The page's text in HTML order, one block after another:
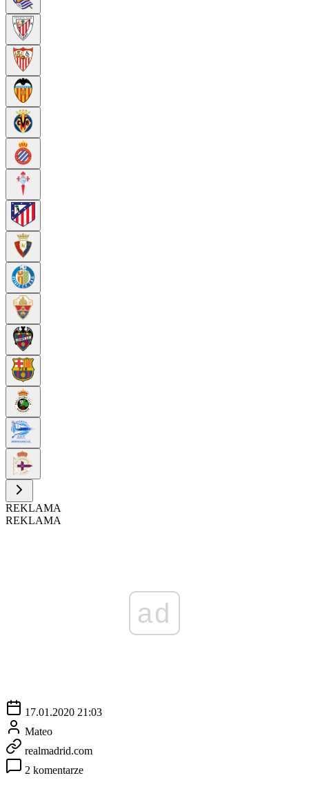
REKLAMA
REKLAMA
ad
17.01.2020 21:03
Mateo
realmadrid.com
2 komentarze